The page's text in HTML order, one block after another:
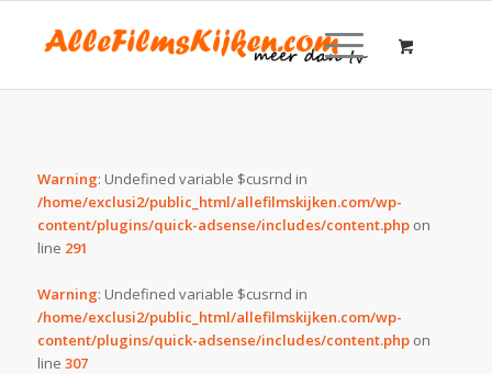
Warning: Undefined variable $cusrnd in
/home/exclusi2/public_html/allefilmskijken.com/wp-
content/plugins/quick-adsense/includes/content.phpon
line 291
Warning: Undefined variable $cusrnd in
/home/exclusi2/public_html/allefilmskijken.com/wp-
content/plugins/quick-adsense/includes/content.phpon
line 307